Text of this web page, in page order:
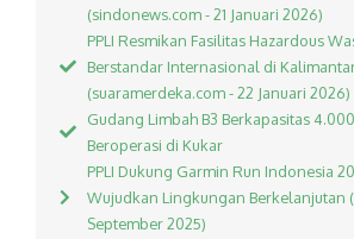
(sindonews.com - 21 Januari 2026)
PPLI Resmikan Fasilitas Hazardous
Berstandar Internasional di
(suaramerdeka.com - 22 Januari 2026)
Gudang Limbah B3 Berkapasitas
Beroperasi di Kukar
PPLI Dukung Garmin Run Indonesia
Wujudkan Lingkungan Berkelanjutan
September 2025)